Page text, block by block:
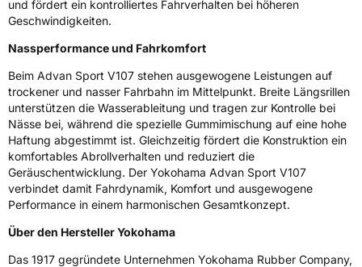
www.yokohama.eu
und fördert ein kontrolliertes Fahrverhalten bei höheren
Geschwindigkeiten.
Nassperformance und Fahrkomfort
Beim Advan Sport V107 stehen ausgewogene Leistungen auf
trockener und nasser Fahrbahn im Mittelpunkt. Breite Längsrillen
unterstützen die Wasserableitung und tragen zur Kontrolle bei
Nässe bei, während die spezielle Gummimischung auf eine hohe
Haftung abgestimmt ist. Gleichzeitig fördert die Konstruktion ein
komfortables Abrollverhalten und reduziert die
Geräuschentwicklung. Der Yokohama Advan Sport V107
verbindet damit Fahrdynamik, Komfort und ausgewogene
Performance in einem harmonischen Gesamtkonzept.
Über den Hersteller Yokohama
Das 1917 gegründete Unternehmen Yokohama Rubber Company,